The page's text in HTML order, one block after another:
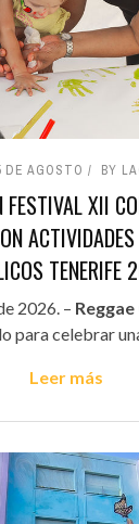
DE AGOSTO BY
FESTIVAL XII
TENERIFE
2026. –
para celebrar
Leer más